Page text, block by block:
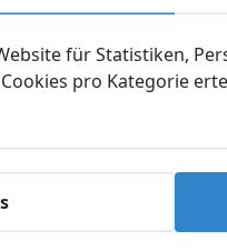
Allgemeine
für Statistiken,
pro Kategorie